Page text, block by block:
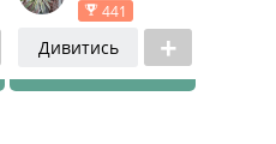
441
Дивитись